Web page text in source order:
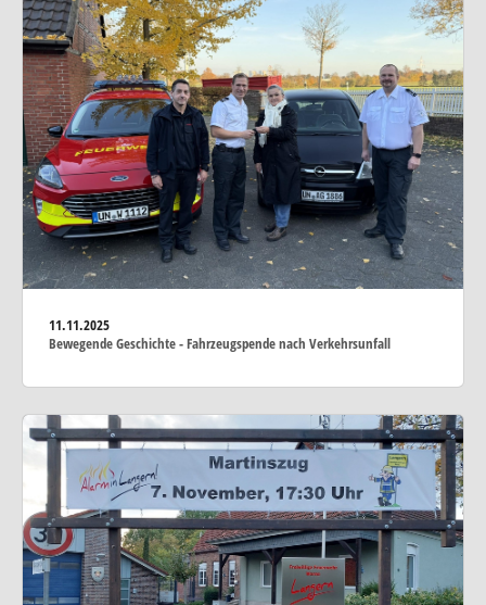
11.11.2025
Bewegende Geschichte - Fahrzeugspende nach Verkehrsunfall